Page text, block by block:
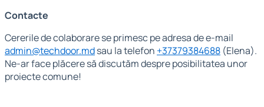
Contacte
Cererile de colaborare se primesc pe adresa de e-mail
admin@techdoor.mdsau la telefon +37379384688 (Elena).
Ne-ar face plăcere să discutăm despre posibilitatea unor
proiecte comune!